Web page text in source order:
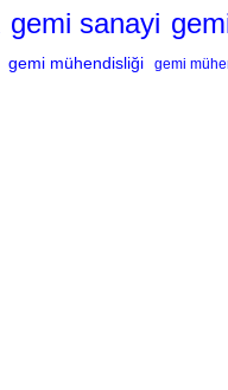
gemi sanayi
gemi mühendisliği gemi